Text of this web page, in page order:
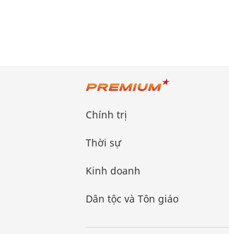
Chính trị
Thời sự
Kinh doanh
Dân tộc và Tôn giáo